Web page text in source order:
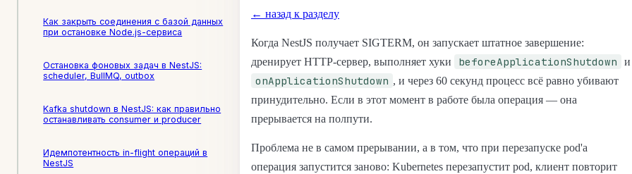
Как закрыть соединения с базой данных
при остановке Node.js-сервиса
Остановка фоновых задач в NestJS:
scheduler, BullMQ, outbox
Kafka shutdown в NestJS: как правильно
останавливать consumer и producer
Идемпотентность in-flight операций в
NestJS
← назад к разделу
Когда NestJS получает SIGTERM, он запускает штатное завершение:
дренирует HTTP-сервер, выполняет хуки
beforeApplicationShutdown и
onApplicationShutdown , и через 60 секунд процесс всё равно убивают
принудительно. Если в этот момент в работе была операция — она
прерывается на полпути.
Проблема не в самом прерывании, а в том, что при перезапуске pod'а
операция запустится заново: Kubernetes перезапустит pod, клиент повторит